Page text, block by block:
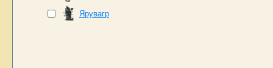
Ярувагр